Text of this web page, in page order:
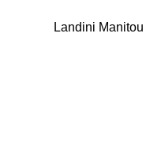
Landini Manitou